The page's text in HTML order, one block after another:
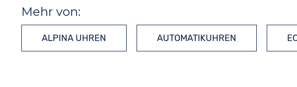
Mehr von:
ALPINA UHREN AUTOMATIKUHREN